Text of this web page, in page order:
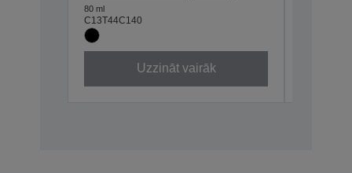
80 ml
C13T44C140
Uzzināt vairāk